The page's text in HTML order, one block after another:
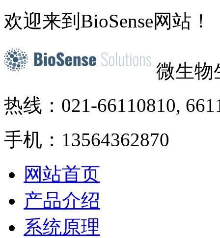
欢迎来到BioSense网站！
微生物
热线：021-66110810,
手机：13564362870
网站首页
产品介绍
系统原理